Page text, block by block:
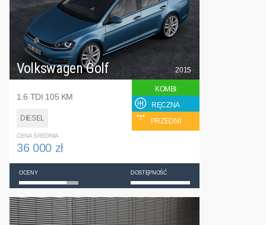
Volkswagen Golf
1.6 TDI 105 KM
DIESEL
2015
KOMBI
RĘCZNA
PRZEDNI
CENA ŚREDNIA
36 000 zł
OCENY DOSTĘPNOŚĆ